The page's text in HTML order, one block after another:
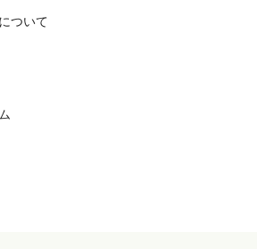
ついて